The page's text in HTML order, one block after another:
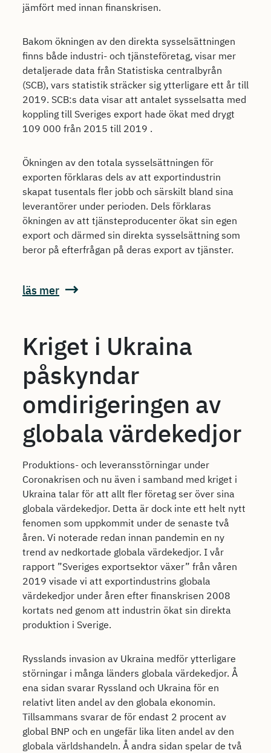
jämfört med innan finanskrisen.
Bakom ökningen av den direkta sysselsättningen
finns både industri- och tjänsteföretag, visar mer
detaljerade data från Statistiska centralbyrån
(SCB), vars statistik sträcker sig ytterligare ett år till
2019. SCB:s data visar att antalet sysselsatta med
koppling till Sveriges export hade ökat med drygt
109 000 från 2015 till 2019 .
Ökningen av den totala sysselsättningen för
exporten förklaras dels av att exportindustrin
skapat tusentals fler jobb och särskilt bland sina
leverantörer under perioden. Dels förklaras
ökningen av att tjänsteproducenter ökat sin egen
export och därmed sin direkta sysselsättning som
beror på efterfrågan på deras export av tjänster.
läs mer
Kriget i Ukraina
påskyndar
omdirigeringen av
globala värdekedjor
Produktions- och leveransstörningar under
Coronakrisen och nu även i samband med kriget i
Ukraina talar för att allt fler företag ser över sina
globala värdekedjor. Detta är dock inte ett helt nytt
fenomen som uppkommit under de senaste två
åren. Vi noterade redan innan pandemin en ny
trend av nedkortade globala värdekedjor. I vår
rapport ”Sveriges exportsektor växer” från våren
2019 visade vi att exportindustrins globala
värdekedjor under åren efter finanskrisen 2008
kortats ned genom att industrin ökat sin direkta
produktion i Sverige.
Rysslands invasion av Ukraina medför ytterligare
störningar i många länders globala värdekedjor. Å
ena sidan svarar Ryssland och Ukraina för en
relativt liten andel av den globala ekonomin.
Tillsammans svarar de för endast 2 procent av
global BNP och en ungefär lika liten andel av den
globala världshandeln. Å andra sidan spelar de två